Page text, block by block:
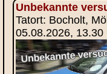
Unbekannte
Tatort: Bocholt,
05.08.2026, 13.30